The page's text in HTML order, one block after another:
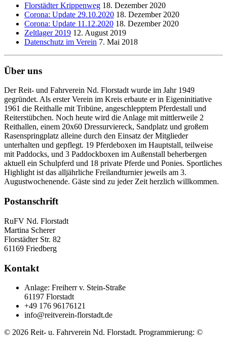
Florstädter Krippenweg 18. Dezember 2020
Corona: Update 29.10.2020 18. Dezember 2020
Corona: Update 11.12.2020 18. Dezember 2020
Zeltlager 2019 12. August 2019
Datenschutz im Verein 7. Mai 2018
Über uns
Der Reit- und Fahrverein Nd. Florstadt wurde im Jahr 1949
gegründet. Als erster Verein im Kreis erbaute er in Eigeninitiative
1961 die Reithalle mit Tribüne, angeschlepptem Pferdestall und
Reiterstübchen. Noch heute wird die Anlage mit mittlerweile 2
Reithallen, einem 20x60 Dressurviereck, Sandplatz und großem
Rasenspringplatz alleine durch den Einsatz der Mitglieder
unterhalten und gepflegt. 19 Pferdeboxen im Hauptstall, teilweise
mit Paddocks, und 3 Paddockboxen im Außenstall beherbergen
aktuell ein Schulpferd und 18 private Pferde und Ponies. Sportliches
Highlight ist das alljährliche Freilandturnier jeweils am 3.
Augustwochenende. Gäste sind zu jeder Zeit herzlich willkommen.
Postanschrift
RuFV Nd. Florstadt
Martina Scherer
Florstädter Str. 82
61169 Friedberg
Kontakt
Anlage: Freiherr v. Stein-Straße
61197 Florstadt
+49 176 96176121
info@reitverein-florstadt.de
© 2026 Reit- u. Fahrverein Nd. Florstadt. Programmierung: ©